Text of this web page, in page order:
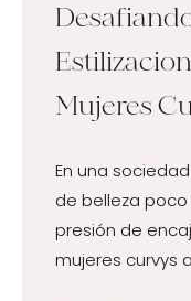
Mujeres
En una
de belleza
presión de
mujeres curvys a